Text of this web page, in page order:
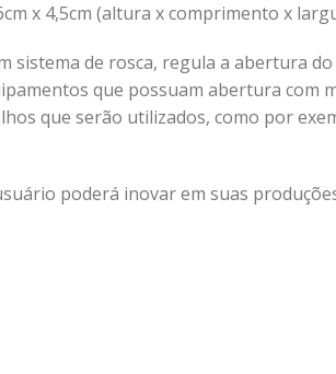
x 4,5cm (altura x comprimento x
sistema de rosca, regula a abertura
que possuam abertura com
que serão utilizados, como por
poderá inovar em suas